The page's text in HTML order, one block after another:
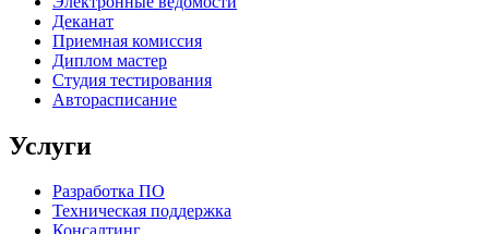
Деканат
Приемная комиссия
Диплом мастер
Студия тестирования
Авторасписание
Услуги
Разработка ПО
Техническая поддержка